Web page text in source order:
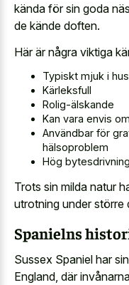
kända för sin goda
de kände doften.
Här är några viktiga
Typiskt mjuk i
Kärleksfull
Rolig-älskande
Kan vara envis
Användbar för
hälsoproblem
Hög bytesdrivning
Trots sin milda natur
utrotning under större
Spanielns
Sussex Spaniel har
England, där